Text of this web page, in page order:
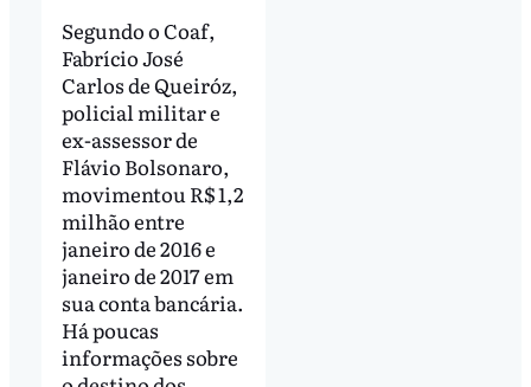
Segundo o Coaf,
Fabrício José
Carlos de Queiróz,
policial militar e
ex-assessor de
Flávio Bolsonaro,
movimentou R$ 1,2
milhão entre
janeiro de 2016 e
janeiro de 2017 em
sua conta bancária.
Há poucas
informações sobre